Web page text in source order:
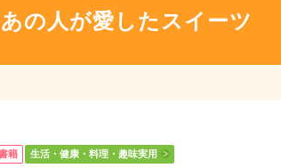
の人が愛したスイーツ
籍 生活・健康・料理・趣味実用